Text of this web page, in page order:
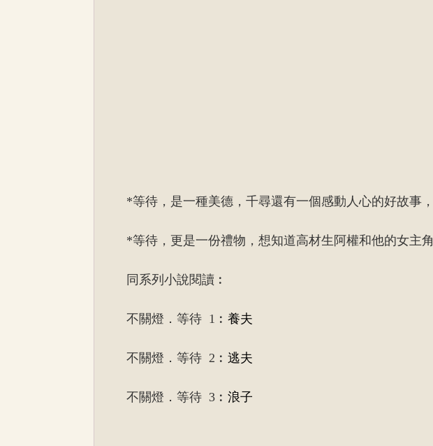
*等待，是一種美德，千尋還有一個感動人心的好故事
*等待，更是一份禮物，想知道高材生阿權和他的女主
同系列小說閱讀︰
不關燈．等待 1︰養夫
不關燈．等待 2︰逃夫
不關燈．等待 3︰浪子